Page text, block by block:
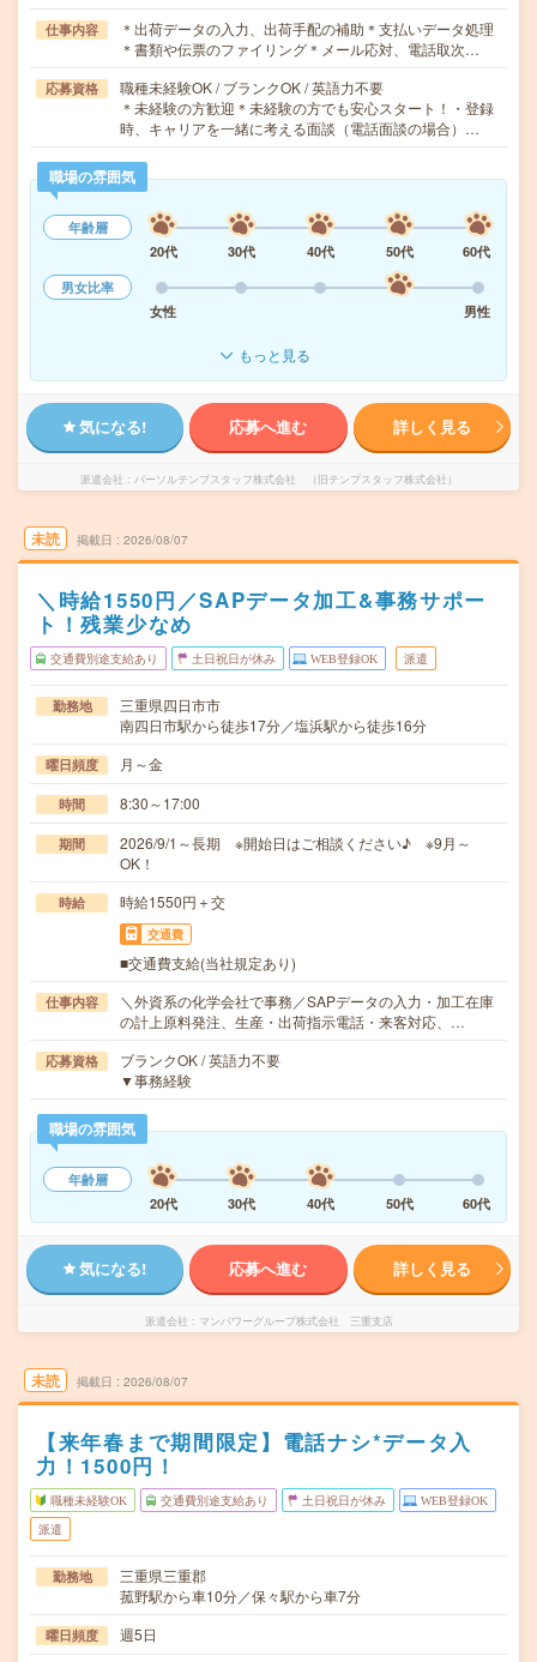
仕事内容
＊出荷データの入力、出荷手配の補助＊支払いデータ処理
＊書類や伝票のファイリング＊メール応対、電話取次…
応募資格
職種未経験OK / ブランクOK / 英語力不要
＊未経験の方歓迎＊未経験の方でも安心スタート！・登録
時、キャリアを一緒に考える面談（電話面談の場合）…
職場の雰囲気
年齢層
20代
30代 40代 50代
60代
男女比率
女性
男性
もっと見る
気になる! 応募へ進む 詳しく見る
派遣会社 パーソルテンプスタッフ株式会社 （旧テンプスタッフ株式会社）
未読 掲載日 2026/08/07
＼時給1550円／SAPデータ加工&事務サポー
ト！残業少なめ
交通費別途支給あり 土日祝日が休み WEB登録OK 派遣
勤務地
三重県四日市市
南四日市駅から徒歩17分／塩浜駅から徒歩16分
曜日頻度 月～金
時間 8:30～17:00
期間
2026/9/1～長期 ※開始日はご相談ください♪ ※9月～
OK！
時給 時給1550円＋交
交通費
■交通費支給(当社規定あり)
仕事内容
＼外資系の化学会社で事務／SAPデータの入力・加工在庫
の計上原料発注、生産・出荷指示電話・来客対応、…
応募資格
ブランクOK / 英語力不要
▼事務経験
職場の雰囲気
年齢層
20代
30代 40代 50代 60代
気になる! 応募へ進む 詳しく見る
派遣会社 マンパワーグループ株式会社 三重支店
未読 掲載日 2026/08/07
【来年春まで期間限定】電話ナシ*データ入
力！1500円！
職種未経験OK 交通費別途支給あり 土日祝日が休み WEB登録OK
派遣
勤務地
三重県三重郡
菰野駅から車10分／保々駅から車7分
曜日頻度 週5日